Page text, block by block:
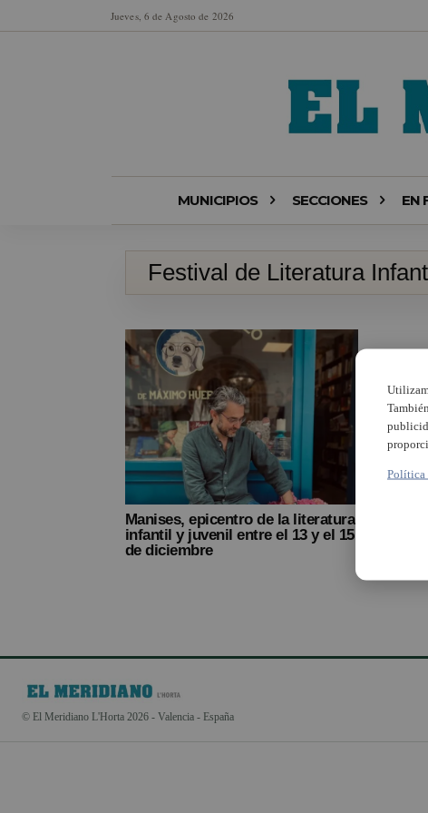
Jueves, 6 de Agosto de 2026
MUNICIPIOS SECCIONES EN
Festival de Literatura
Manises, epicentro de la literatura
infantil y juvenil entre el 13 y el 15
de diciembre
© El Meridiano L'Horta 2026 - Valencia - España
Política